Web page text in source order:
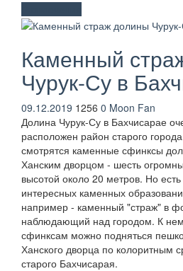
Каменный
Чурук-Су в
09.12.2019 1256 0 Moon Fan
Долина Чурук-Су в Бахчисарае
расположен район старого
смотрятся каменные сфинксы
Ханским дворцом - шесть
высотой около 20 метров. Но
интересных каменных
например - каменный "страж" в
наблюдающий над городом. К
сфинксам можно подняться
Ханского дворца по колоритным
старого Бахчисарая.